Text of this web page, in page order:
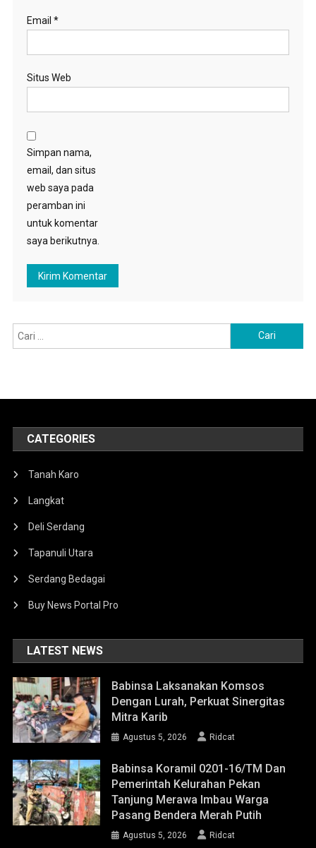
Email *
Situs Web
Simpan nama,
email, dan situs
web saya pada
peramban ini
untuk komentar
saya berikutnya.
untuk:
CATEGORIES
Tanah Karo
Langkat
Deli Serdang
Tapanuli Utara
Serdang Bedagai
Buy News Portal Pro
LATEST NEWS
Babinsa Laksanakan Komsos
Dengan Lurah, Perkuat Sinergitas
Mitra Karib
Agustus 5, 2026 Ridcat
Babinsa Koramil 0201-16/TM Dan
Pemerintah Kelurahan Pekan
Tanjung Merawa Imbau Warga
Pasang Bendera Merah Putih
Agustus 5, 2026 Ridcat